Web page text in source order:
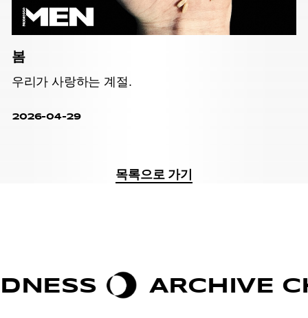
봄
우리가 사랑하는 계절.
2026-04-29
목록으로 가기
ARCHIVE